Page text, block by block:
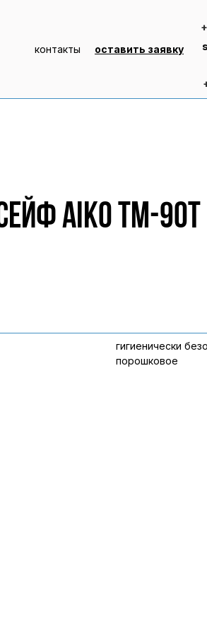
контакты оставить заявку
AIKO TM-90T
гигиенически
порошковое